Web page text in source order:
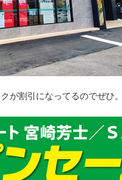
が割引になってるのでぜひ。